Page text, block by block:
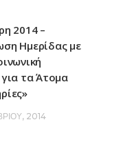
2014 –
Ημερίδας με
για τα Άτομα
2014